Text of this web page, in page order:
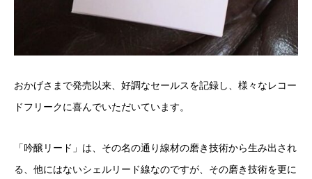
おかげさまで発売以来、好調なセールスを記録し、様々なレコー
ドフリークに喜んでいただいています。
「吟醸リード」は、その名の通り線材の磨き技術から生み出され
る、他にはないシェルリード線なのですが、その磨き技術を更に